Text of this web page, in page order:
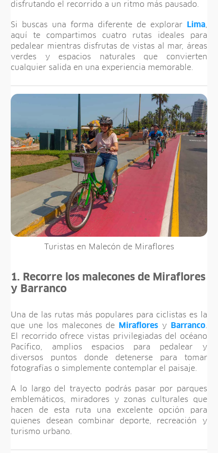
disfrutando el recorrido a un ritmo más pausado.
Si buscas una forma diferente de explorar Lima,
aquí te compartimos cuatro rutas ideales para
pedalear mientras disfrutas de vistas al mar, áreas
verdes y espacios naturales que convierten
cualquier salida en una experiencia memorable.
Turistas en Malecón de Miraflores
1. Recorre los malecones de Miraflores
y Barranco
Una de las rutas más populares para ciclistas es la
que une los malecones de
Miraflores y Barranco.
El recorrido ofrece vistas privilegiadas del océano
Pacífico, amplios espacios para pedalear y
diversos puntos donde detenerse para tomar
fotografías o simplemente contemplar el paisaje.
A lo largo del trayecto podrás pasar por parques
emblemáticos, miradores y zonas culturales que
hacen de esta ruta una excelente opción para
quienes desean combinar deporte, recreación y
turismo urbano.